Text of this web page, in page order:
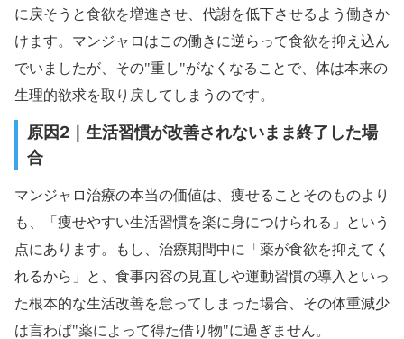
に戻そうと食欲を増進させ、代謝を低下させるよう働きか
けます。マンジャロはこの働きに逆らって食欲を抑え込ん
でいましたが、その"重し"がなくなることで、体は本来の
生理的欲求を取り戻してしまうのです。
原因2｜生活習慣が改善されないまま終了した場
合
マンジャロ治療の本当の価値は、痩せることそのものより
も、「痩せやすい生活習慣を楽に身につけられる」という
点にあります。もし、治療期間中に「薬が食欲を抑えてく
れるから」と、食事内容の見直しや運動習慣の導入といっ
た根本的な生活改善を怠ってしまった場合、その体重減少
は言わば"薬によって得た借り物"に過ぎません。